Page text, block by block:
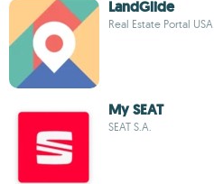
LandGlide
Real Estate Portal USA
My SEAT
SEAT S.A.